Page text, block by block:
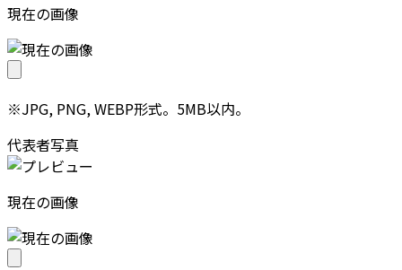
現在の画像
※JPG, PNG, WEBP形式。5MB以内。
代表者写真
現在の画像